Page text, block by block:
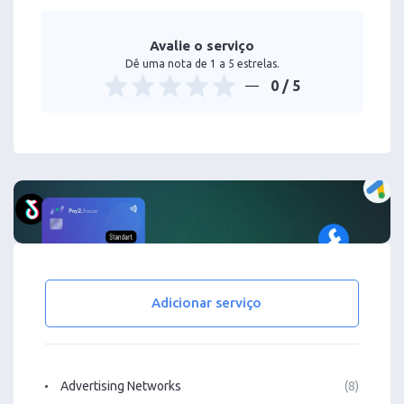
Avalie o serviço
Dê uma nota de 1 a 5 estrelas.
0 / 5
Adicionar serviço
Advertising Networks (8)